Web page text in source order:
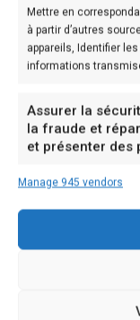
Mettre en
à partir d’autres
appareils, Identifier
informations
Assurer la
la fraude et
et présenter des
Manage 945 vendors
sans imprégner
laisser
complètement la
herbes
couvert à feu
remuant de
En attendant,
couper en cubes
de viande. Les